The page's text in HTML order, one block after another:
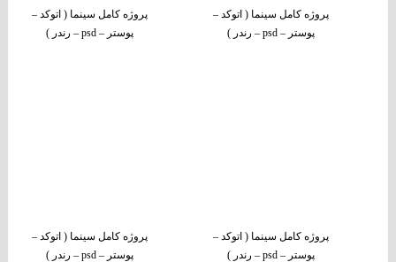
پروژه کامل سینما ( اتوکد –
پوستر – psd – رندر )
پروژه کامل سینما ( اتوکد –
پوستر – psd – رندر )
پروژه کامل سینما ( اتوکد –
پوستر – psd – رندر )
پروژه کامل سینما ( اتوکد –
پوستر – psd – رندر )